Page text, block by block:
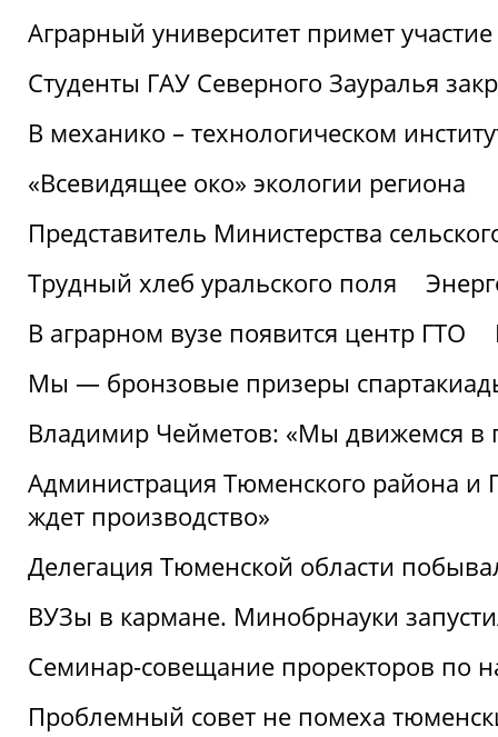
Аграрный университет примет
Студенты ГАУ Северного Зауралья
В механико – технологическом
«Всевидящее око» экологии региона
Представитель Министерства
Трудный хлеб уральского поля
В аграрном вузе появится центр ГТО
Мы — бронзовые призеры
Владимир Чейметов: «Мы движемся в
Администрация Тюменского района и
ждет производство»
Делегация Тюменской области
ВУЗы в кармане. Минобрнауки
Семинар-совещание проректоров по
Проблемный совет не помеха